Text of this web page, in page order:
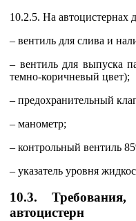
10.2.5. На автоцистернах
– вентиль для слива и
– вентиль для выпуска
темно-коричневый цвет);
– предохранительный
– манометр;
– контрольный вентиль
– указатель уровня
10.3.
автоцистерн